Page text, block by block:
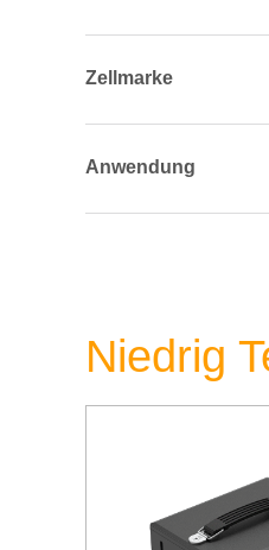
Zellmarke
Anwendung
Niedrig